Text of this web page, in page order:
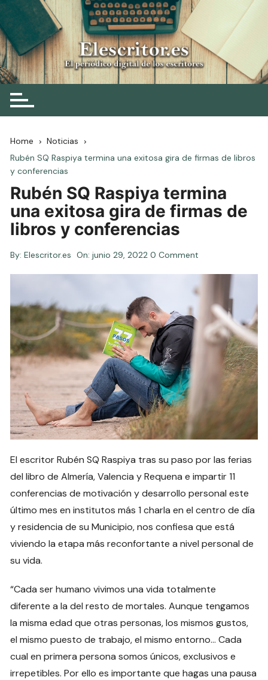
Skip
to
content
Elescritor.es
El periódico digital de los escritores
Home
Noticias
Rubén SQ Raspiya termina una exitosa gira de firmas de libros
y conferencias
Rubén SQ Raspiya termina
una exitosa gira de firmas de
libros y conferencias
By: Elescritor.es On:junio 29, 2022 0 Comment
El escritor Rubén SQ Raspiya tras su paso por las ferias
del libro de Almería, Valencia y Requena e impartir 11
conferencias de motivación y desarrollo personal este
último mes en institutos más 1 charla en el centro de día
y residencia de su Municipio, nos confiesa que está
viviendo la etapa más reconfortante a nivel personal de
su vida.
“Cada ser humano vivimos una vida totalmente
diferente a la del resto de mortales. Aunque tengamos
la misma edad que otras personas, los mismos gustos,
el mismo puesto de trabajo, el mismo entorno… Cada
cual en primera persona somos únicos, exclusivos e
irrepetibles. Por ello es importante que hagas una pausa